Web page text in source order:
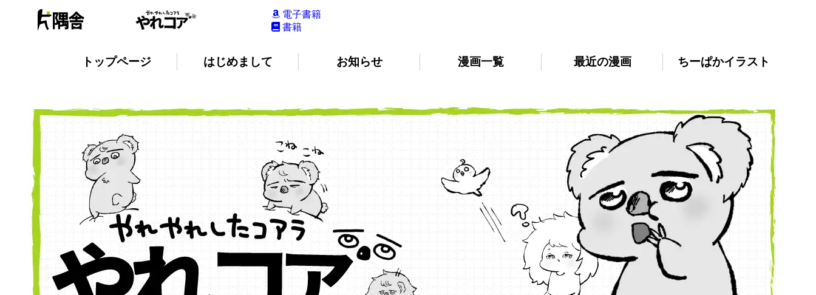
電子書籍
書籍
トップページ はじめまして お知らせ 漫画一覧 最近の漫画 ちーぱかイラスト